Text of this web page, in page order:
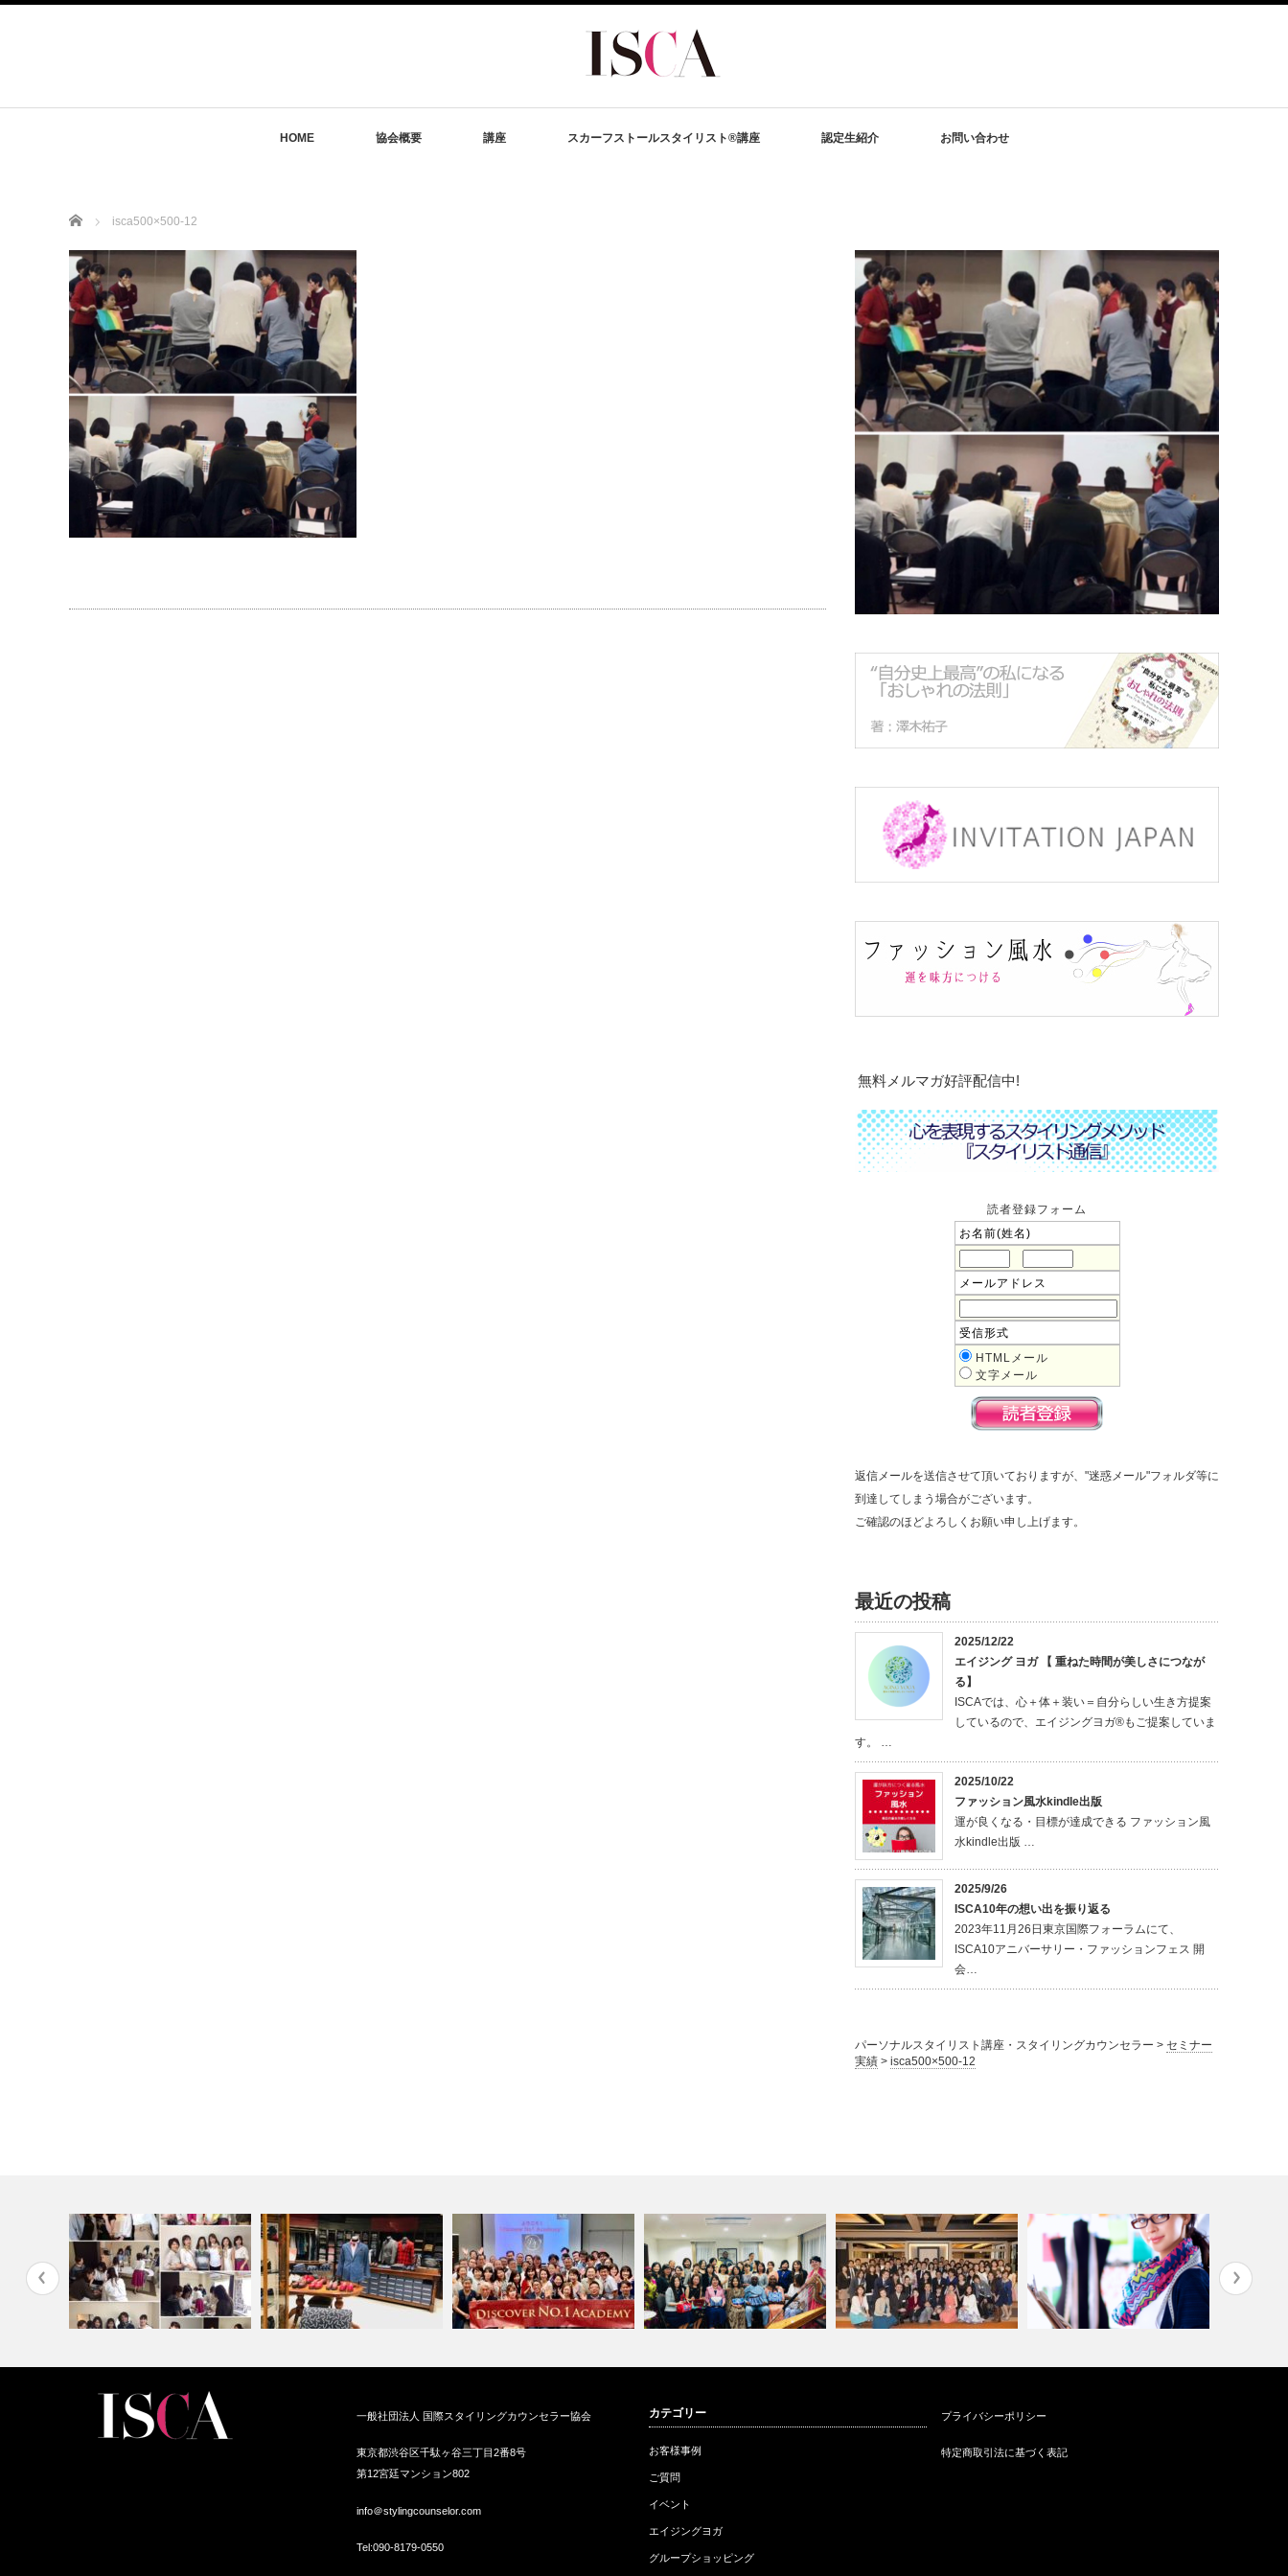
HOME 協会概要 講座 スカーフストールスタイリスト®講座 認定生紹介 お問い合わせ
Home isca500×500-12
無料メルマガ好評配信中!
読者登録フォーム
お名前(姓名)
メールアドレス
受信形式
HTMLメール
文字メール
返信メールを送信させて頂いておりますが、"迷惑メール"フォルダ等に
到達してしまう場合がございます。
ご確認のほどよろしくお願い申し上げます。
最近の投稿
2025/12/22
エイジング ヨガ 【 重ねた時間が美しさにつなが
る】
ISCAでは、心＋体＋装い＝自分らしい生き方提案
しているので、エイジングヨガ®もご提案していま
す。 …
2025/10/22
ファッション風水kindle出版
運が良くなる・目標が達成できる ファッション風
水kindle出版 …
2025/9/26
ISCA10年の想い出を振り返る
2023年11月26日東京国際フォーラムにて、
ISCA10アニバーサリー・ファッションフェス 開
会…
パーソナルスタイリスト講座・スタイリングカウンセラー > セミナー
実績 > isca500×500-12
スカーフ＆バッグキッド販売会
コンテスト…
リティーパー…
んな職業か？…
一般社団法人 国際スタイリングカウンセラー協会
東京都渋谷区千駄ヶ谷三丁目2番8号
第12宮廷マンション802
info＠stylingcounselor.com
Tel:090-8179-0550
カテゴリー
お客様事例
ご質問
イベント
エイジングヨガ
グループショッピング
プライバシーポリシー
特定商取引法に基づく表記